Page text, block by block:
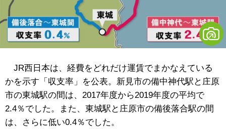
JR西日本は、経費をどれだけ運賃でまかなえている
かを示す「収支率」を公表。新見市の備中神代駅と庄原
市の東城駅の間は、2017年度から2019年度の平均で
2.4％でした。また、東城駅と庄原市の備後落合駅の間
は、さらに低い0.4％でした。